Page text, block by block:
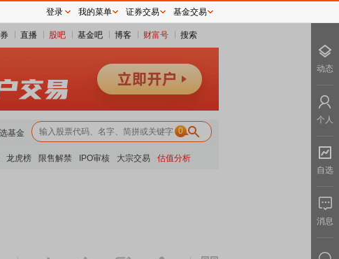
直播 股吧 基金吧 博客 财富号 搜索
基金 0
龙虎榜 限售解禁 IPO审核 大宗交易 估值分析
登录 我的菜单 证券交易 基金交易
动态
个人
自选
消息